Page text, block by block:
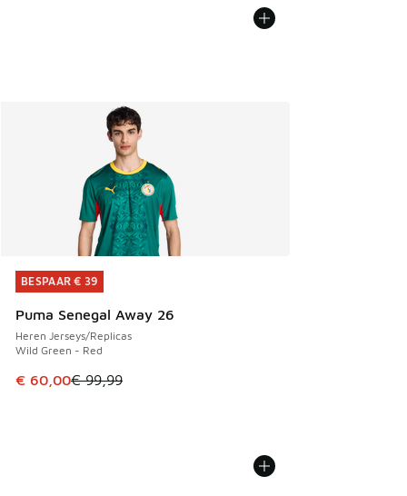
BESPAAR € 39
Puma Senegal Away 26
Heren Jerseys/Replicas
Wild Green - Red
Dit artikel is in de uitverkoop. Dit artikel is in de
€ 60,00€ 99,99
BESPAAR € 39